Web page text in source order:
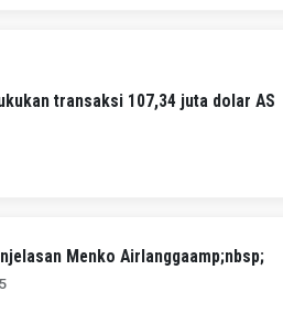
transaksi 107,34 juta dolar AS
Menko Airlanggaamp;nbsp;